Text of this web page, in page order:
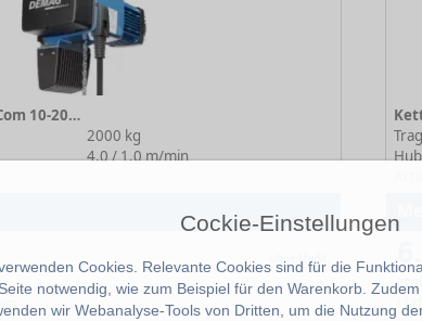
Cockie-Einstellungen
Cookies. Relevante Cookies sind für die
notwendig, wie zum Beispiel für den Warenkorb. Zudem
wir Webanalyse-Tools von Dritten, um die Nutzung
Elektrokettenzug DC-Com 10-2000 2/1 H4 V4/1
2000 kg
4.0 / 1.0 m/min
ohne MwSt.